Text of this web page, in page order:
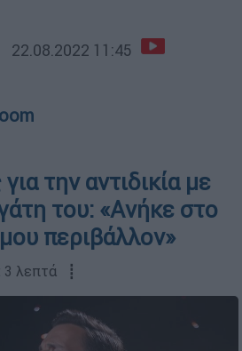
22.08.2022 11:45
την αντιδικία με
του: «Aνήκε στο
περιβάλλον»
3 λεπτά ┋